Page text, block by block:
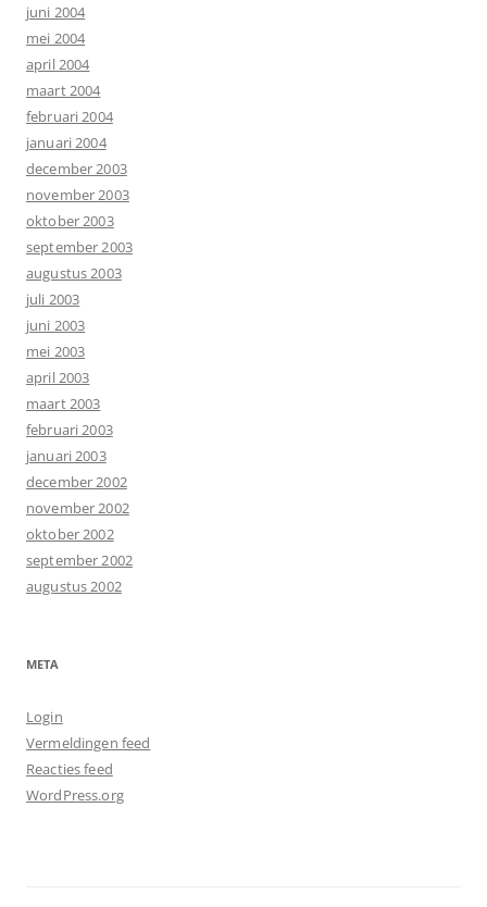
juni 2004
mei 2004
april 2004
maart 2004
februari 2004
januari 2004
december 2003
november 2003
oktober 2003
september 2003
augustus 2003
juli 2003
juni 2003
mei 2003
april 2003
maart 2003
februari 2003
januari 2003
december 2002
november 2002
oktober 2002
september 2002
augustus 2002
META
Login
Vermeldingen feed
Reacties feed
WordPress.org